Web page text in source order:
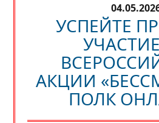
УСПЕЙТЕ
АКЦИИ
ПОЛК